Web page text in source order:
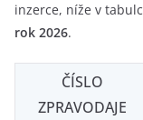
inzerce, níže v
rok 2026.
ČÍSLO
ZPRAVODAJE